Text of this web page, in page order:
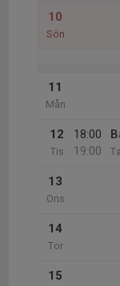
10
Sön
11
Mån
12
Tis
18:00
19:00
13
Ons
14
Tor
15